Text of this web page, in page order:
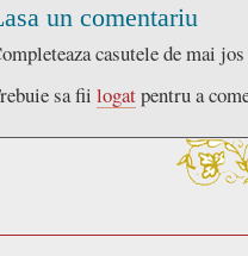
un comentariu
casutele de mai
sa fii logatpentru a